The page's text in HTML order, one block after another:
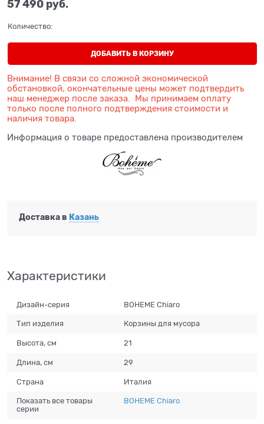
57 490 руб.
Количество:
ДОБАВИТЬ В КОРЗИНУ
Внимание! В связи со сложной экономической
обстановкой, окончательные цены может подтвердить
наш менеджер после заказа. Мы принимаем оплату
только после полного подтверждения стоимости и
наличия товара.
Информация о товаре предоставлена производителем
Доставка в Казань
Характеристики
Дизайн-серия BOHEME Chiaro
Тип изделия Корзины для мусора
Высота, см 21
Длина, см 29
Страна Италия
Показать все товары
серии
BOHEME Chiaro